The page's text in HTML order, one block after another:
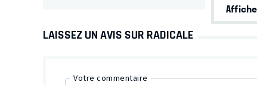
LAISSEZ UN AVIS SUR RADICALE
Votre commentaire